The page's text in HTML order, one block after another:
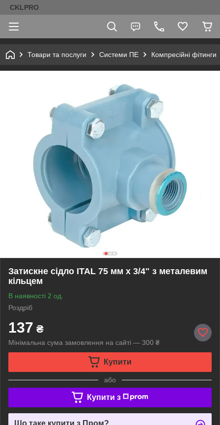
CKLPRO
Товари та послуги Системи ПЕ Компресійні фітинги
Затискне сідло ITAL 75 мм х 3/4" з металевим
кільцем
В наявності 2 од.
Роздріб
137 ₴
Мінімальна сума замовлення на сайті — 300 ₴
Купити
або
Купити з
Що таке купити з Пром?